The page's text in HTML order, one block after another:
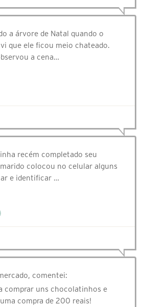
a árvore de Natal quando o
que ele ficou meio chateado.
a cena…
recém completado seu
colocou no celular alguns
e identificar …
comentei:
comprar uns chocolatinhos e
compra de 200 reais!